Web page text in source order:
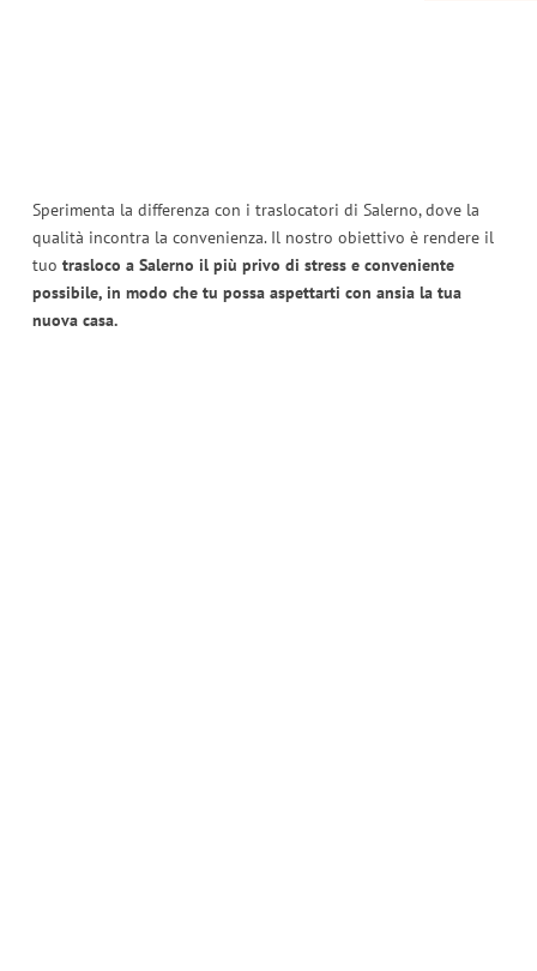
Sperimenta la differenza con i traslocatori di Salerno, dove la
qualità incontra la convenienza. Il nostro obiettivo è rendere il
tuo trasloco a Salerno il più privo di stress e conveniente
possibile, in modo che tu possa aspettarti con ansia la tua
nuova casa.